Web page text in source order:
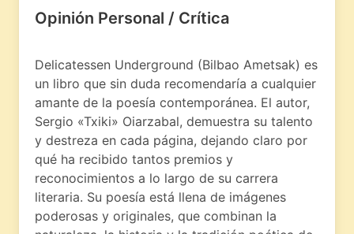
Opinión Personal / Crítica
Delicatessen Underground (Bilbao Ametsak) es
un libro que sin duda recomendaría a cualquier
amante de la poesía contemporánea. El autor,
Sergio «Txiki» Oiarzabal, demuestra su talento
y destreza en cada página, dejando claro por
qué ha recibido tantos premios y
reconocimientos a lo largo de su carrera
literaria. Su poesía está llena de imágenes
poderosas y originales, que combinan la